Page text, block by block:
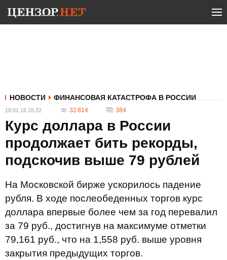
НОВОСТИ ФИНАНСОВАЯ КАТАСТРОФА В РОССИИ
18.01.16 15:22 32 814 384
Курс доллара в России
продолжает бить рекорды,
подскочив выше 79 рублей
На Московской бирже ускорилось падение
рубля. В ходе послеобеденных торгов курс
доллара впервые более чем за год перевалил
за 79 руб., достигнув на максимуме отметки
79,161 руб., что на 1,558 руб. выше уровня
закрытия предыдущих торгов.